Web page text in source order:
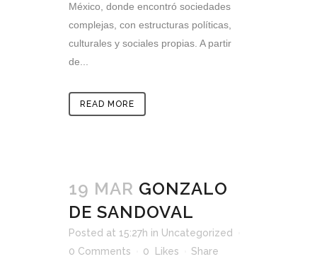
México, donde encontró sociedades
complejas, con estructuras políticas,
culturales y sociales propias. A partir
de...
READ MORE
19 MAR GONZALO
DE SANDOVAL
Posted at 15:27h in Uncategorized
0 Comments
0 Likes Share